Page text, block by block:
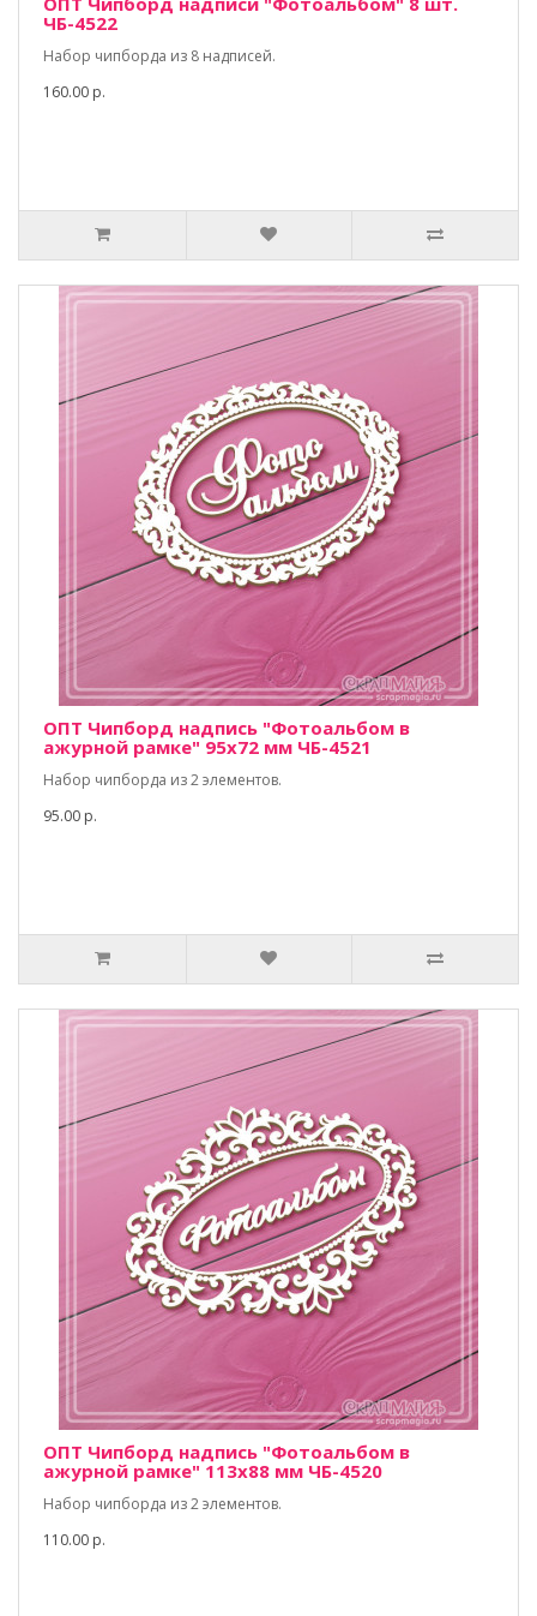
ЧБ-4522
Набор чипборда из 8 надписей.
160.00 р.
ОПТ Чипборд надпись "Фотоальбом в
ажурной рамке" 95х72 мм ЧБ-4521
Набор чипборда из 2 элементов.
95.00 р.
ОПТ Чипборд надпись "Фотоальбом в
ажурной рамке" 113х88 мм ЧБ-4520
Набор чипборда из 2 элементов.
110.00 р.